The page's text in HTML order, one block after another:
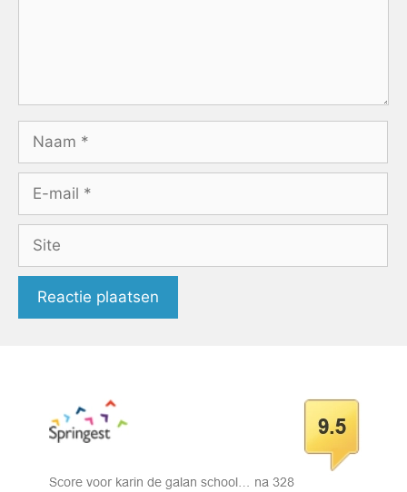
Naam
Site